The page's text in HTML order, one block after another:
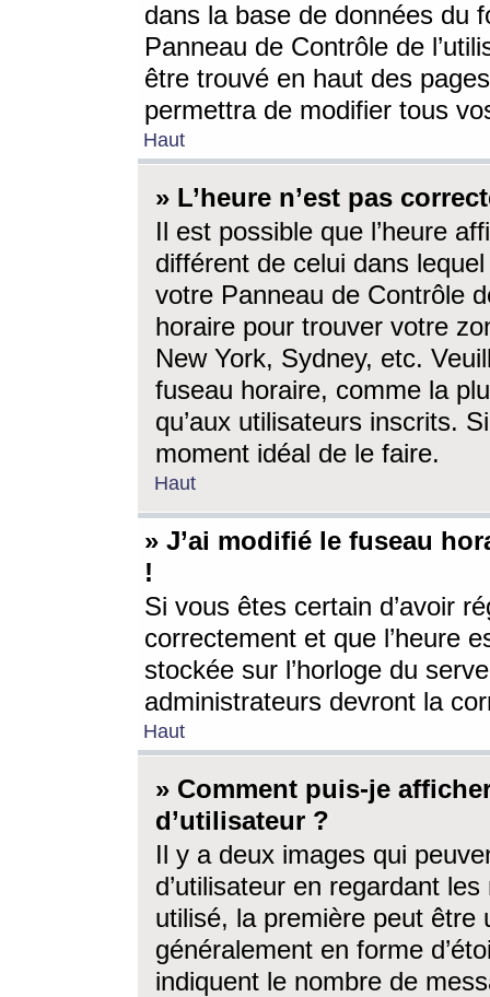
dans la base de données du
Panneau de Contrôle de
être trouvé en haut des
permettra de modifier tous
Haut
» L’heure n’est pas
Il est possible que l’heure
différent de celui dans
votre Panneau de Contrôle
horaire pour trouver votre
New York, Sydney, etc.
fuseau horaire, comme la
qu’aux utilisateurs inscrits.
moment idéal de le faire.
Haut
» J’ai modifié le fuseau
!
Si vous êtes certain d’avoir
correctement et que l’heure
stockée sur l’horloge du
administrateurs devront la
Haut
» Comment puis-je
d’utilisateur ?
Il y a deux images qui
d’utilisateur en regardant
utilisé, la première peut être
généralement en forme
indiquent le nombre de